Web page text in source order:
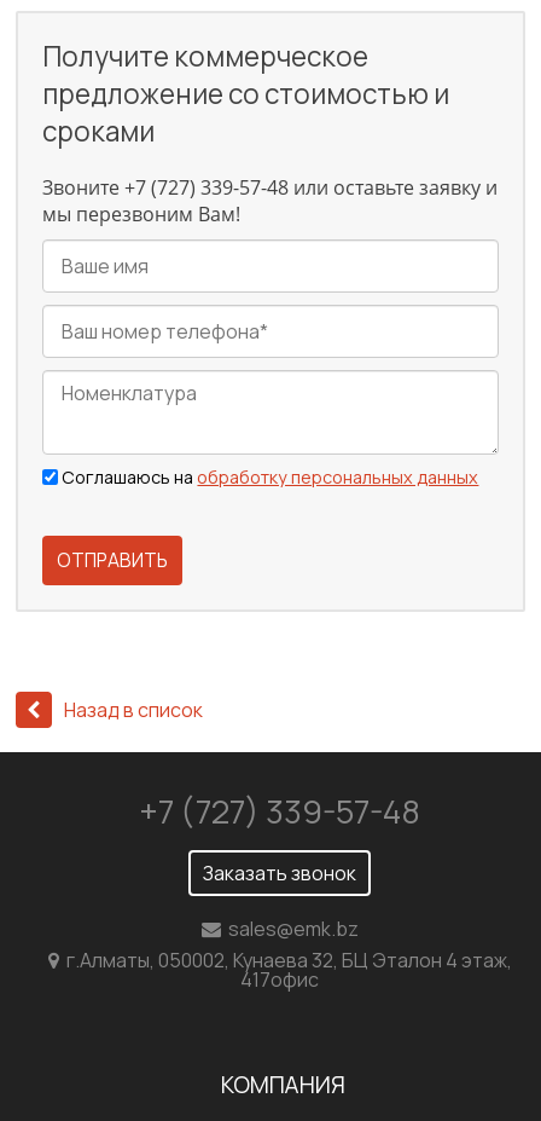
Получите коммерческое
предложение со стоимостью и
сроками
Звоните +7 (727) 339-57-48 или оставьте заявку и
мы перезвоним Вам!
Соглашаюсь наобработку персональных данных
ОТПРАВИТЬ
Назад в список
+7 (727) 339-57-48
Заказать звонок
sales@emk.bz
г.Алматы, 050002, Кунаева 32, БЦ Эталон 4 этаж,
417офис
КОМПАНИЯ